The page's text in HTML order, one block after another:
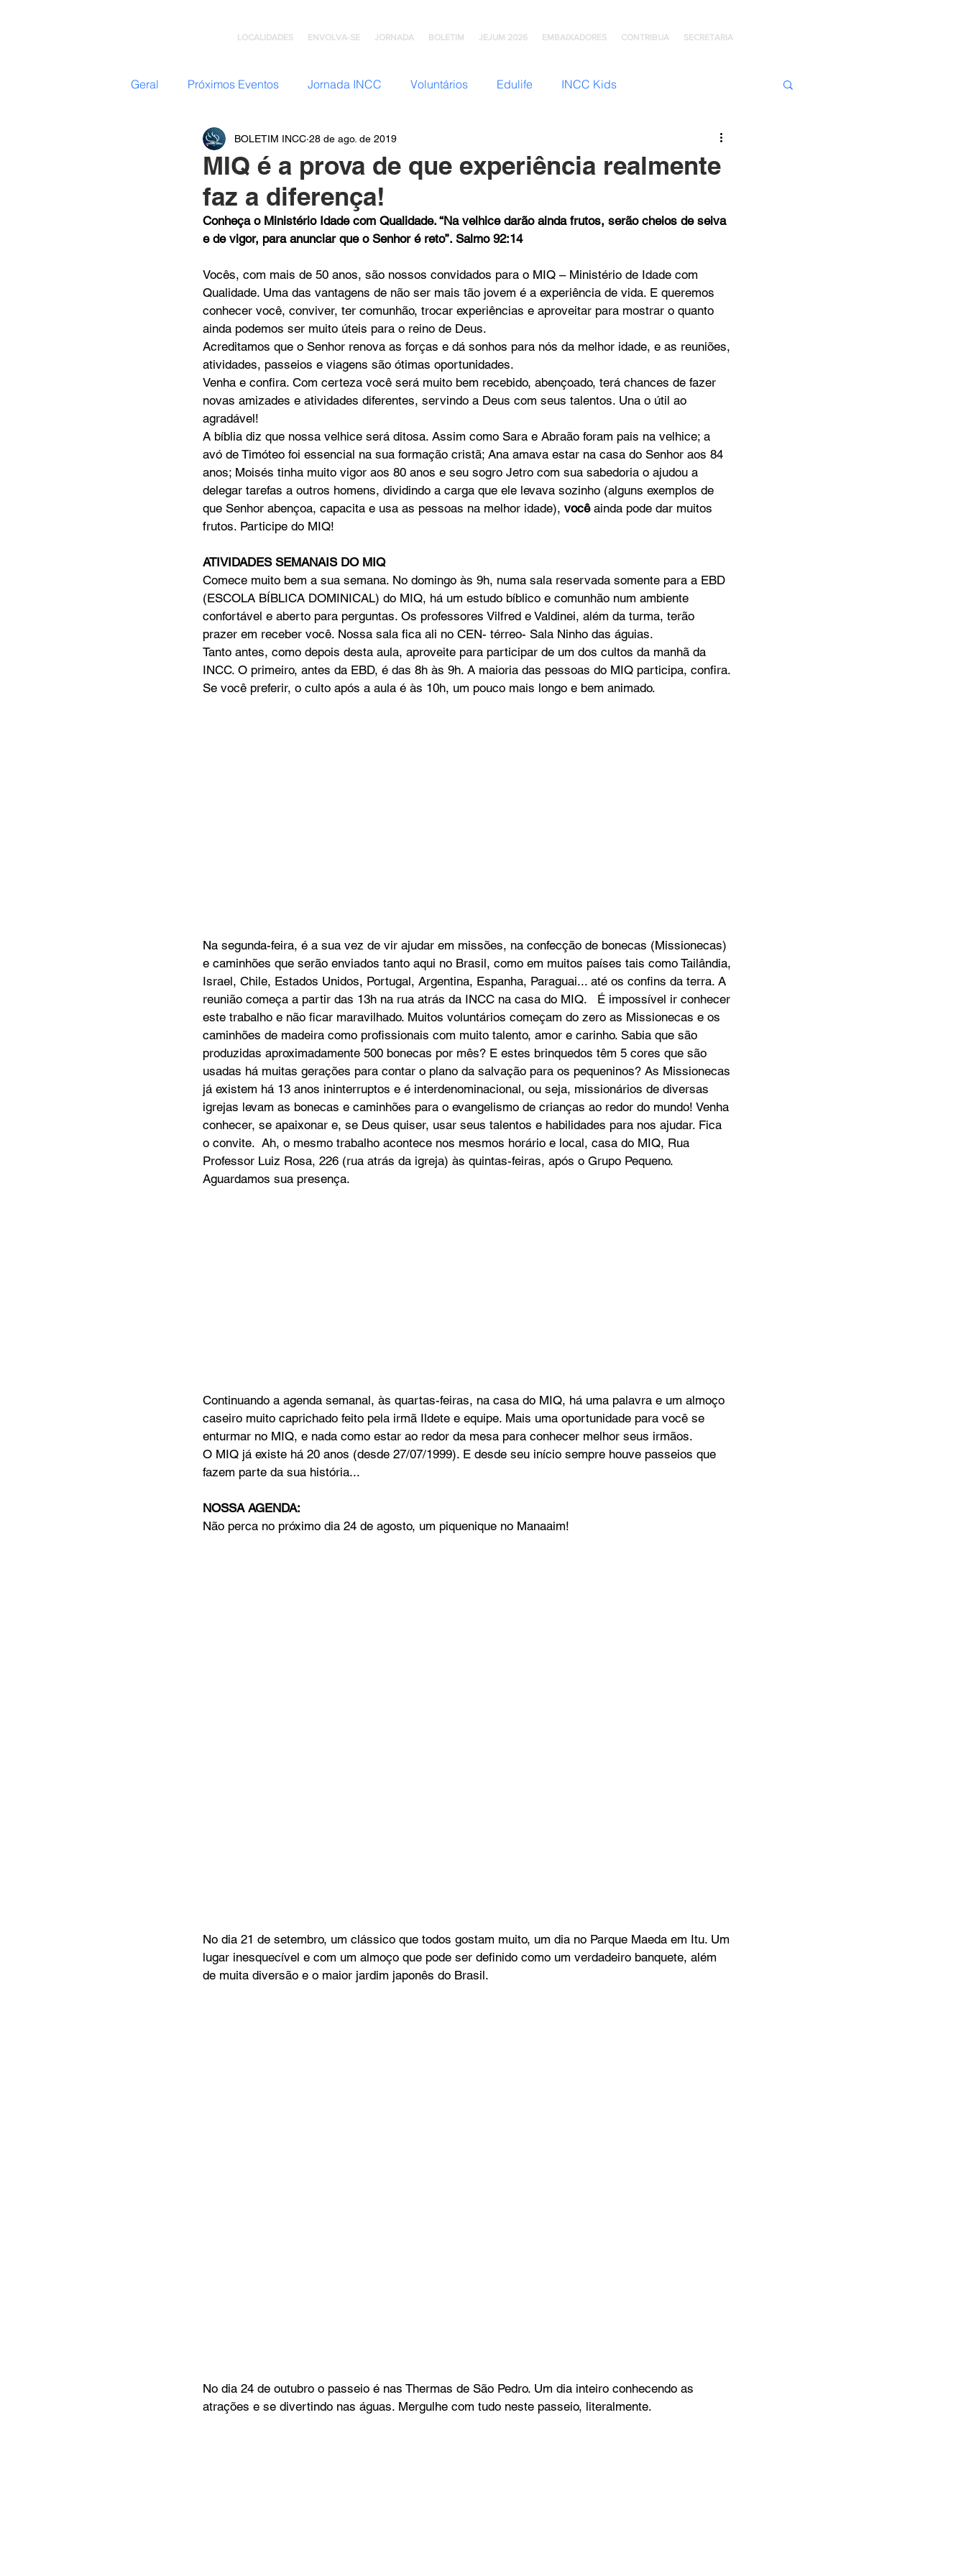
LOCALIDADES ENVOLVA-SE JORNADA BOLETIM JEJUM 2026 EMBAIXADORES CONTRIBUA SECRETARIA
Geral Próximos Eventos Jornada INCC Voluntários Edulife INCC Kids
Nazateen (Adolescentes) JNI (Jovens)
GC: Grupo de Comunhão
Retiro com Deus Teatro INCC Artesanato INCC ACORD ABRA-TE DNI Hope Day
MC Nazarenos Compaixão Bazar Missionário
MIQ é a prova de que experiência realmente
faz a diferença!
BOLETIM INCC 28 de ago. de 2019
Conheça o Ministério Idade com Qualidade. “Na velhice darão ainda frutos, serão cheios de seiva
e de vigor, para anunciar que o Senhor é reto”. Salmo 92:14
Vocês, com mais de 50 anos, são nossos convidados para o MIQ – Ministério de Idade com
Qualidade. Uma das vantagens de não ser mais tão jovem é a experiência de vida. E queremos
conhecer você, conviver, ter comunhão, trocar experiências e aproveitar para mostrar o quanto
ainda podemos ser muito úteis para o reino de Deus.
Acreditamos que o Senhor renova as forças e dá sonhos para nós da melhor idade, e as reuniões,
atividades, passeios e viagens são ótimas oportunidades.
Venha e confira. Com certeza você será muito bem recebido, abençoado, terá chances de fazer
novas amizades e atividades diferentes, servindo a Deus com seus talentos. Una o útil ao
agradável!
A bíblia diz que nossa velhice será ditosa. Assim como Sara e Abraão foram pais na velhice; a
avó de Timóteo foi essencial na sua formação cristã; Ana amava estar na casa do Senhor aos 84
anos; Moisés tinha muito vigor aos 80 anos e seu sogro Jetro com sua sabedoria o ajudou a
delegar tarefas a outros homens, dividindo a carga que ele levava sozinho (alguns exemplos de
que Senhor abençoa, capacita e usa as pessoas na melhor idade), você ainda pode dar muitos
frutos. Participe do MIQ!
ATIVIDADES SEMANAIS DO MIQ
Comece muito bem a sua semana. No domingo às 9h, numa sala reservada somente para a EBD
(ESCOLA BÍBLICA DOMINICAL) do MIQ, há um estudo bíblico e comunhão num ambiente
confortável e aberto para perguntas. Os professores Vilfred e Valdinei, além da turma, terão
prazer em receber você. Nossa sala fica ali no CEN- térreo- Sala Ninho das águias.
Tanto antes, como depois desta aula, aproveite para participar de um dos cultos da manhã da
INCC. O primeiro, antes da EBD, é das 8h às 9h. A maioria das pessoas do MIQ participa, confira.
Se você preferir, o culto após a aula é às 10h, um pouco mais longo e bem animado.
Na segunda-feira, é a sua vez de vir ajudar em missões, na confecção de bonecas (Missionecas)
e caminhões que serão enviados tanto aqui no Brasil, como em muitos países tais como Tailândia,
Israel, Chile, Estados Unidos, Portugal, Argentina, Espanha, Paraguai... até os confins da terra. A
reunião começa a partir das 13h na rua atrás da INCC na casa do MIQ.   É impossível ir conhecer
este trabalho e não ficar maravilhado. Muitos voluntários começam do zero as Missionecas e os
caminhões de madeira como profissionais com muito talento, amor e carinho. Sabia que são
produzidas aproximadamente 500 bonecas por mês? E estes brinquedos têm 5 cores que são
usadas há muitas gerações para contar o plano da salvação para os pequeninos? As Missionecas
já existem há 13 anos ininterruptos e é interdenominacional, ou seja, missionários de diversas
igrejas levam as bonecas e caminhões para o evangelismo de crianças ao redor do mundo! Venha
conhecer, se apaixonar e, se Deus quiser, usar seus talentos e habilidades para nos ajudar. Fica
o convite.  Ah, o mesmo trabalho acontece nos mesmos horário e local, casa do MIQ, Rua
Professor Luiz Rosa, 226 (rua atrás da igreja) às quintas-feiras, após o Grupo Pequeno.
Aguardamos sua presença.
Continuando a agenda semanal, às quartas-feiras, na casa do MIQ, há uma palavra e um almoço
caseiro muito caprichado feito pela irmã Ildete e equipe. Mais uma oportunidade para você se
enturmar no MIQ, e nada como estar ao redor da mesa para conhecer melhor seus irmãos.
O MIQ já existe há 20 anos (desde 27/07/1999). E desde seu início sempre houve passeios que
fazem parte da sua história...
NOSSA AGENDA:
Não perca no próximo dia 24 de agosto, um piquenique no Manaaim!
No dia 21 de setembro, um clássico que todos gostam muito, um dia no Parque Maeda em Itu. Um
lugar inesquecível e com um almoço que pode ser definido como um verdadeiro banquete, além
de muita diversão e o maior jardim japonês do Brasil.
No dia 24 de outubro o passeio é nas Thermas de São Pedro. Um dia inteiro conhecendo as
atrações e se divertindo nas águas. Mergulhe com tudo neste passeio, literalmente.